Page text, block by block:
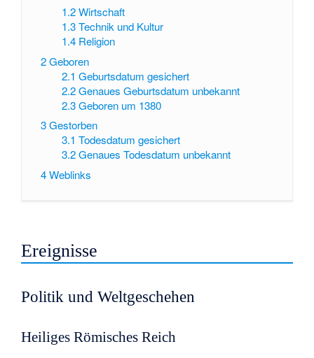
1.2 Wirtschaft
1.3 Technik und Kultur
1.4 Religion
2Geboren
2.1 Geburtsdatum gesichert
2.2 Genaues Geburtsdatum unbekannt
2.3 Geboren um 1380
3Gestorben
3.1 Todesdatum gesichert
3.2 Genaues Todesdatum unbekannt
4Weblinks
Ereignisse
Politik und Weltgeschehen
Heiliges Römisches Reich